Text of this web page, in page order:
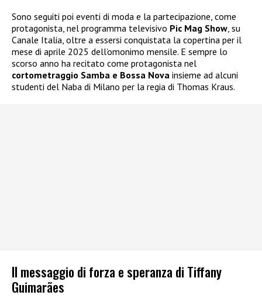
Sono seguiti poi eventi di moda e la partecipazione, come
protagonista, nel programma televisivo Pic Mag Show, su
Canale Italia, oltre a essersi conquistata la copertina per il
mese di aprile 2025 dell’omonimo mensile. E sempre lo
scorso anno ha recitato come protagonista nel
cortometraggio Samba e Bossa Nova insieme ad alcuni
studenti del Naba di Milano per la regia di Thomas Kraus.
Il messaggio di forza e speranza di Tiffany
Guimarães